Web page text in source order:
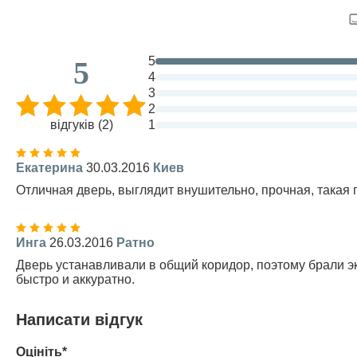
5
відгуків (2)
5
4
3
2
1
Екатерина 30.03.2016 Киев
Отличная дверь, выглядит внушительно, прочная, такая
Инга 26.03.2016 Ратно
Дверь устанавливали в общий коридор, поэтому брали
быстро и аккуратно.
Написати відгук
Оцініть*